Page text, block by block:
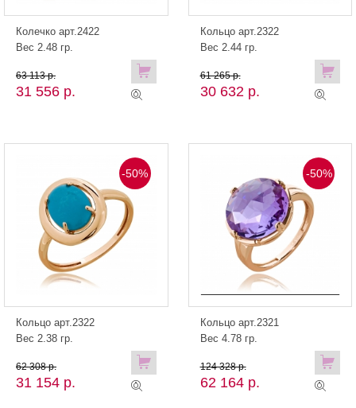
Колечко арт.2422
Вес 2.48 гр.
31 556 р.
63 113 р.
Кольцо арт.2322
Вес 2.44 гр.
30 632 р.
61 265 р.
-50%
Кольцо арт.2322
Вес 2.38 гр.
31 154 р.
62 308 р.
-50%
Кольцо арт.2321
Вес 4.78 гр.
62 164 р.
124 328 р.